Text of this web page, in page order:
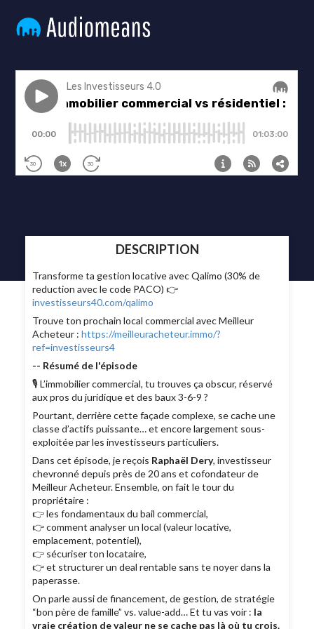
DESCRIPTION
Transforme ta gestion locative avec Qalimo (30% de
reduction avec le code PACO) 👉
investisseurs40.com/qalimo
Trouve ton prochain local commercial avec Meilleur
Acheteur :https://meilleuracheteur.immo/?
ref=investisseurs4
-- Résumé de l'épisode
🎙 L’immobilier commercial, tu trouves ça obscur, réservé
aux pros du juridique et des baux 3-6-9 ?
Pourtant, derrière cette façade complexe, se cache une
classe d’actifs puissante… et encore largement sous-
exploitée par les investisseurs particuliers.
Dans cet épisode, je reçois Raphaël Dery, investisseur
chevronné depuis près de 20 ans et cofondateur de
Meilleur Acheteur. Ensemble, on fait le tour du
propriétaire :
👉 les fondamentaux du bail commercial,
👉 comment analyser un local (valeur locative,
emplacement, potentiel),
👉 sécuriser ton locataire,
👉 et structurer un deal rentable sans te noyer dans la
paperasse.
On parle aussi de financement, de gestion, de stratégie
“bon père de famille” vs. value-add… Et tu vas voir : la
vraie création de valeur ne se cache pas là où tu crois.